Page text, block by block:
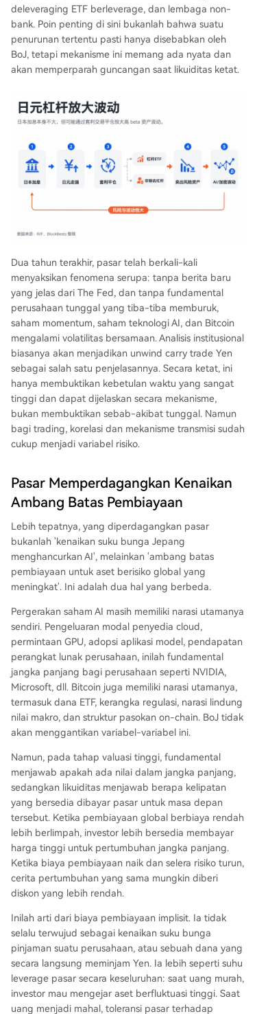
deleveraging ETF berleverage, dan lembaga non-
bank. Poin penting di sini bukanlah bahwa suatu
penurunan tertentu pasti hanya disebabkan oleh
BoJ, tetapi mekanisme ini memang ada nyata dan
akan memperparah guncangan saat likuiditas ketat.
Dua tahun terakhir, pasar telah berkali-kali
menyaksikan fenomena serupa: tanpa berita baru
yang jelas dari The Fed, dan tanpa fundamental
perusahaan tunggal yang tiba-tiba memburuk,
saham momentum, saham teknologi AI, dan Bitcoin
mengalami volatilitas bersamaan. Analisis institusional
biasanya akan menjadikan unwind carry trade Yen
sebagai salah satu penjelasannya. Secara ketat, ini
hanya membuktikan kebetulan waktu yang sangat
tinggi dan dapat dijelaskan secara mekanisme,
bukan membuktikan sebab-akibat tunggal. Namun
bagi trading, korelasi dan mekanisme transmisi sudah
cukup menjadi variabel risiko.
Pasar Memperdagangkan Kenaikan
Ambang Batas Pembiayaan
Lebih tepatnya, yang diperdagangkan pasar
bukanlah 'kenaikan suku bunga Jepang
menghancurkan AI', melainkan 'ambang batas
pembiayaan untuk aset berisiko global yang
meningkat'. Ini adalah dua hal yang berbeda.
Pergerakan saham AI masih memiliki narasi utamanya
sendiri. Pengeluaran modal penyedia cloud,
permintaan GPU, adopsi aplikasi model, pendapatan
perangkat lunak perusahaan, inilah fundamental
jangka panjang bagi perusahaan seperti NVIDIA,
Microsoft, dll. Bitcoin juga memiliki narasi utamanya,
termasuk dana ETF, kerangka regulasi, narasi lindung
nilai makro, dan struktur pasokan on-chain. BoJ tidak
akan menggantikan variabel-variabel ini.
Namun, pada tahap valuasi tinggi, fundamental
menjawab apakah ada nilai dalam jangka panjang,
sedangkan likuiditas menjawab berapa kelipatan
yang bersedia dibayar pasar untuk masa depan
tersebut. Ketika pembiayaan global berbiaya rendah
lebih berlimpah, investor lebih bersedia membayar
harga tinggi untuk pertumbuhan jangka panjang.
Ketika biaya pembiayaan naik dan selera risiko turun,
cerita pertumbuhan yang sama mungkin diberi
diskon yang lebih rendah.
Inilah arti dari biaya pembiayaan implisit. Ia tidak
selalu terwujud sebagai kenaikan suku bunga
pinjaman suatu perusahaan, atau sebuah dana yang
secara langsung meminjam Yen. Ia lebih seperti suhu
leverage pasar secara keseluruhan: saat uang murah,
investor mau mengejar aset berfluktuasi tinggi. Saat
uang menjadi mahal, toleransi pasar terhadap